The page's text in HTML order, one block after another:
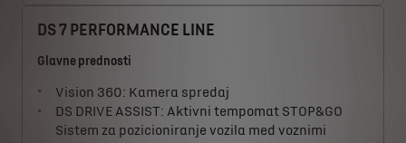
DS 7 PERFORMANCE LINE
Glavne prednosti
Vision 360: Kamera spredaj
DS DRIVE ASSIST: Aktivni tempomat STOP&GO
Sistem za pozicioniranje vozila med voznimi